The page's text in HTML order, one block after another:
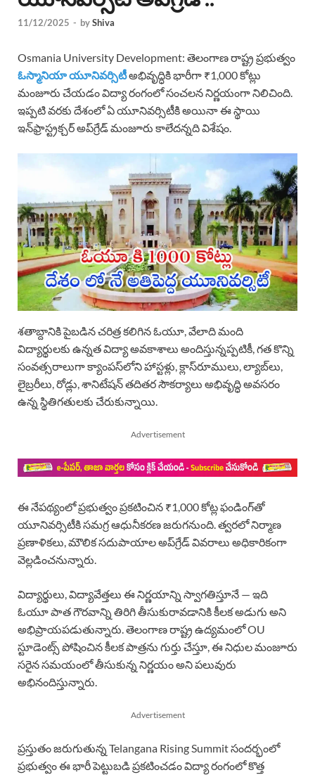
11/12/2025 - byShiva
Osmania University Development: తెలంగాణ రాష్ట్ర ప్రభుత్వం
ఓస్మానియా యూనివర్సిటీఅభివృద్ధికి భారీగా ₹1,000 కోట్లు
మంజూరు చేయడం విద్యా రంగంలో సంచలన నిర్ణయంగా నిలిచింది.
ఇప్పటి వరకు దేశంలో ఏ యూనివర్సిటీకి అయినా ఈ స్థాయి
ఇన్‌ఫ్రాస్ట్రక్చర్ అప్‌గ్రేడ్ మంజూరు కాలేదన్నది విశేషం.
శతాబ్దానికి పైబడిన చరిత్ర కలిగిన ఓయూ, వేలాది మంది
విద్యార్థులకు ఉన్నత విద్యా అవకాశాలు అందిస్తున్నప్పటికీ, గత కొన్ని
సంవత్సరాలుగా క్యాంపస్‌లోని హాస్టళ్లు, క్లాస్‌రూములు, ల్యాబ్‌లు,
లైబ్రరీలు, రోడ్లు, శానిటేషన్ తదితర సౌకర్యాలు అభివృద్ధి అవసరం
ఉన్న స్థితిగతులకు చేరుకున్నాయి.
Advertisement
ఈ నేపథ్యంలో ప్రభుత్వం ప్రకటించిన ₹1,000 కోట్ల ఫండింగ్‌తో
యూనివర్సిటీకి సమగ్ర ఆధునీకరణ జరుగనుంది. త్వరలో నిర్మాణ
ప్రణాళికలు, మౌలిక సదుపాయాల అప్‌గ్రేడ్ వివరాలు అధికారికంగా
వెల్లడించనున్నారు.
విద్యార్థులు, విద్యావేత్తలు ఈ నిర్ణయాన్ని స్వాగతిస్తూనే — ఇది
ఓయూ పాత గౌరవాన్ని తిరిగి తీసుకురావడానికి కీలక అడుగు అని
అభిప్రాయపడుతున్నారు. తెలంగాణ రాష్ట్ర ఉద్యమంలో OU
స్టూడెంట్స్ పోషించిన కీలక పాత్రను గుర్తు చేస్తూ, ఈ నిధుల మంజూరు
సరైన సమయంలో తీసుకున్న నిర్ణయం అని పలువురు
అభినందిస్తున్నారు.
Advertisement
ప్రస్తుతం జరుగుతున్న Telangana Rising Summit సందర్భంలో
ప్రభుత్వం ఈ భారీ పెట్టుబడి ప్రకటించడం విద్యా రంగంలో కొత్త